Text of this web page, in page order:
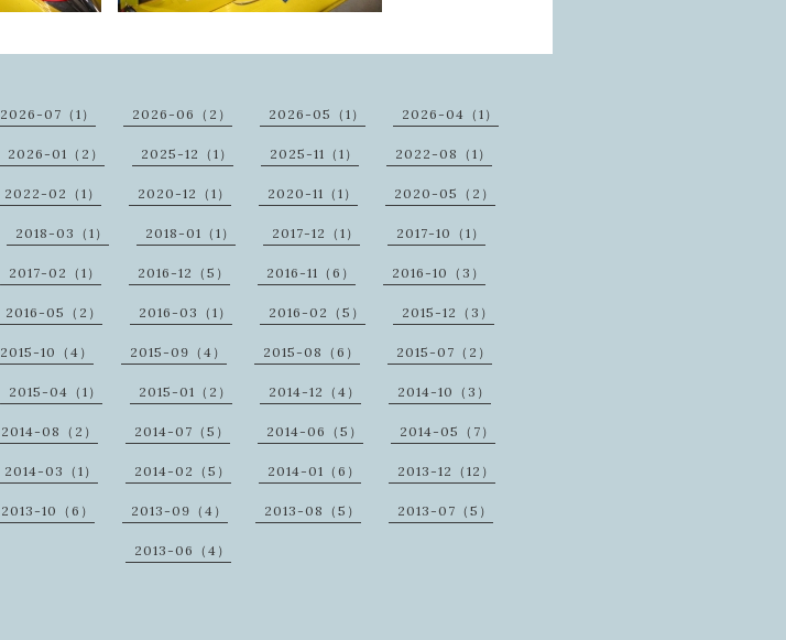
2026-07（1） 2026-06（2） 2026-05（1） 2026-04（1）
2026-01（2） 2025-12（1） 2025-11（1） 2022-08（1）
2022-02（1） 2020-12（1） 2020-11（1） 2020-05（2）
2018-03（1） 2018-01（1） 2017-12（1） 2017-10（1）
2017-02（1） 2016-12（5） 2016-11（6） 2016-10（3）
2016-05（2） 2016-03（1） 2016-02（5） 2015-12（3）
2015-10（4） 2015-09（4） 2015-08（6） 2015-07（2）
2015-04（1） 2015-01（2） 2014-12（4） 2014-10（3）
2014-08（2） 2014-07（5） 2014-06（5） 2014-05（7）
2014-03（1） 2014-02（5） 2014-01（6） 2013-12（12）
2013-10（6） 2013-09（4） 2013-08（5） 2013-07（5）
2013-06（4）